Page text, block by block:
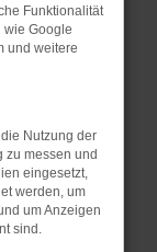
Stand
dazu
nicht mehr
Funktionalität
wie Google
und weitere
Nutzung der
zu messen und
eingesetzt,
werden, um
um Anzeigen
sind.